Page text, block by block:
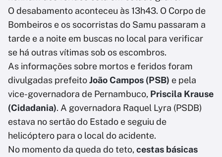
O desabamento aconteceu às 13h43. O Corpo de
Bombeiros e os socorristas do Samu passaram a
tarde e a noite em buscas no local para verificar
se há outras vítimas sob os escombros.
As informações sobre mortos e feridos foram
divulgadas prefeitoJoão Campos (PSB) e pela
vice-governadora de Pernambuco, Priscila Krause
(Cidadania). A governadora Raquel Lyra (PSDB)
estava no sertão do Estado e seguiu de
helicóptero para o local do acidente.
No momento da queda do teto, cestas básicas